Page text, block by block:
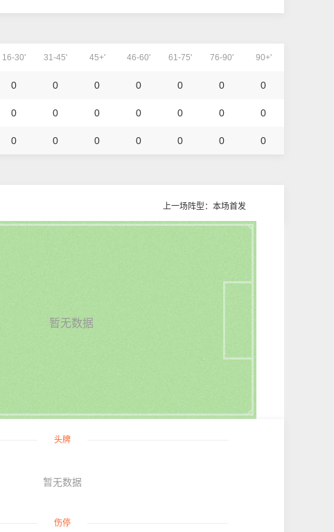
16-30' 31-45' 45+' 46-60' 61-75' 76-90' 90+'
0 0 0 0 0 0 0
0 0 0 0 0 0 0
0 0 0 0 0 0 0
上一场阵型：本场首发
暂无数据
头牌
暂无数据
伤停